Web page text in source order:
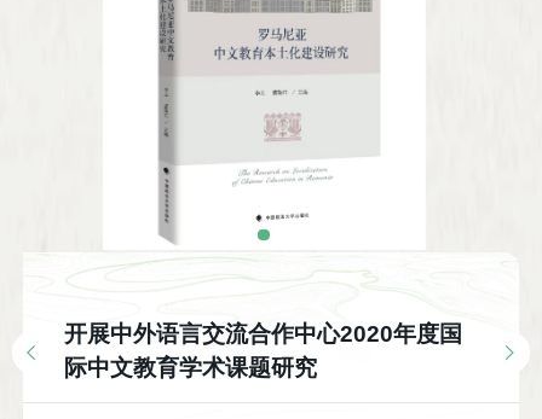
开展中外语言交流合作中心2020年度国
际中文教育学术课题研究